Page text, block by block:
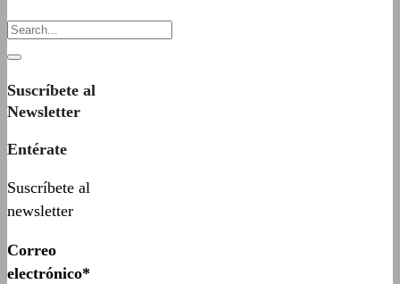
Suscríbete al
Newsletter
Entérate
Suscríbete al
newsletter
Correo
electrónico*